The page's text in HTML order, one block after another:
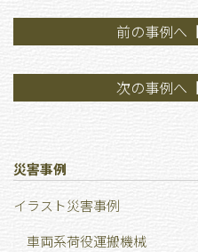
前の事例へ
次の事例へ
災害事例
イラスト災害事例
車両系荷役運搬機械